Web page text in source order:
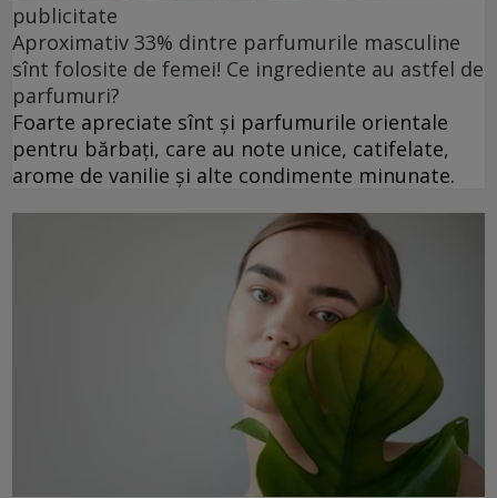
publicitate
Aproximativ 33% dintre parfumurile masculine
sînt folosite de femei! Ce ingrediente au astfel de
parfumuri?
Foarte apreciate sînt și parfumurile orientale
pentru bărbați, care au note unice, catifelate,
arome de vanilie și alte condimente minunate.